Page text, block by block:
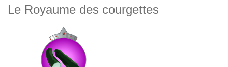
Le Royaume des courgettes